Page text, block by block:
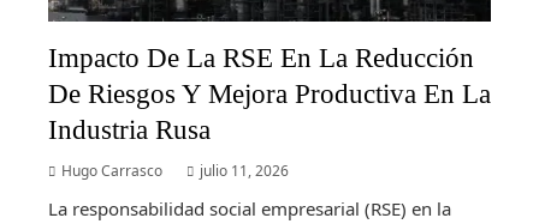
Impacto De La RSE En La Reducción
De Riesgos Y Mejora Productiva En La
Industria Rusa
Hugo Carrasco julio 11, 2026
La responsabilidad social empresarial (RSE) en la